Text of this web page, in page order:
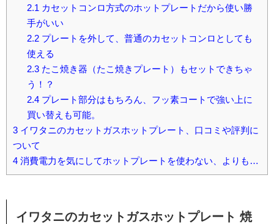
2.1 カセットコンロ方式のホットプレートだから使い勝
手がいい
2.2プレートを外して、普通のカセットコンロとしても
使える
2.3たこ焼き器（たこ焼きプレート）もセットできちゃ
う！？
2.4プレート部分はもちろん、フッ素コートで強い上に
買い替えも可能。
3 イワタニのカセットガスホットプレート、口コミや評判に
ついて
4 消費電力を気にしてホットプレートを使わない、よりも…
イワタニのカセットガスホットプレート 焼